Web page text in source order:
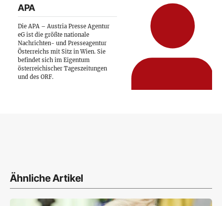
APA
Die APA – Austria Presse Agentur
eG ist die größte nationale
Nachrichten- und Presseagentur
Österreichs mit Sitz in Wien. Sie
befindet sich im Eigentum
österreichischer Tageszeitungen
und des ORF.
Ähnliche Artikel